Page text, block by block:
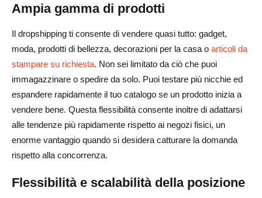
Ampia gamma di prodotti
Il dropshipping ti consente di vendere quasi tutto: gadget,
moda, prodotti di bellezza, decorazioni per la casa o articoli da
stampare su richiesta. Non sei limitato da ciò che puoi
immagazzinare o spedire da solo. Puoi testare più nicchie ed
espandere rapidamente il tuo catalogo se un prodotto inizia a
vendere bene. Questa flessibilità consente inoltre di adattarsi
alle tendenze più rapidamente rispetto ai negozi fisici, un
enorme vantaggio quando si desidera catturare la domanda
rispetto alla concorrenza.
Flessibilità e scalabilità della posizione